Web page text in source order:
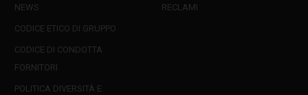
NEWS
CODICE ETICO DI GRUPPO
CODICE DI CONDOTTA
FORNITORI
POLITICA DIVERSITÀ E
RECLAMI